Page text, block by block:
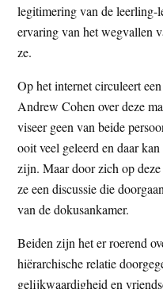
legitimering van de leerling-
ervaring van het wegvallen
ze.
Op het internet circuleert
Andrew Cohen over deze
viseer geen van beide
ooit veel geleerd en daar
zijn. Maar door zich op
ze een discussie die
van de dokusankamer.
Beiden zijn het er roerend
hiërarchische relatie
gelijkwaardigheid en